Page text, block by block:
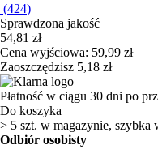
(424)
Sprawdzona jakość
54,81 zł
Cena wyjściowa: 59,99 zł
Zaoszczędzisz 5,18 zł
Płatność w ciągu 30 dni po
Do koszyka
> 5 szt. w magazynie, szybka
Odbiór osobisty